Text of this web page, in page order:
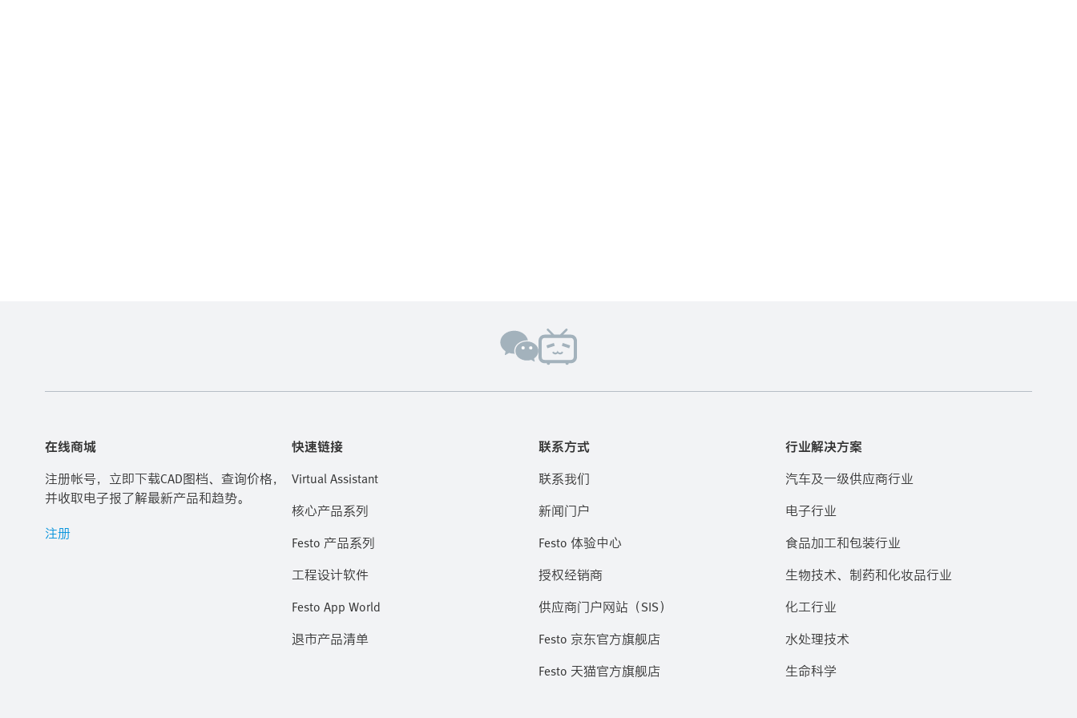
在线商城
注册帐号，立即下载CAD图档、查询价格，
并收取电子报了解最新产品和趋势。
注册
快速链接
Virtual Assistant
核心产品系列
Festo 产品系列
工程设计软件
Festo App World
退市产品清单
联系方式
联系我们
新闻门户
Festo 体验中心
授权经销商
供应商门户网站（SIS）
Festo 京东官方旗舰店
Festo 天猫官方旗舰店
行业解决方案
汽车及一级供应商行业
电子行业
食品加工和包装行业
生物技术、制药和化妆品行业
化工行业
水处理技术
生命科学